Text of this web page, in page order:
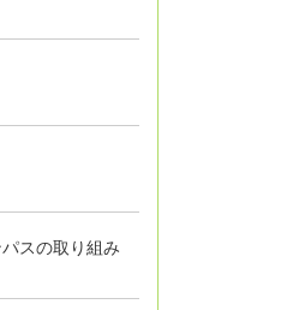
スの取り組み